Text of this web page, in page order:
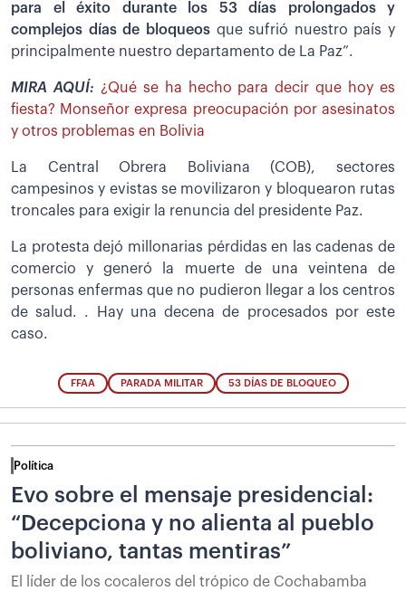
para el éxito durante los 53 días prolongados y
complejos días de bloqueos que sufrió nuestro país y
principalmente nuestro departamento de La Paz”.
MIRA AQUÍ: ¿Qué se ha hecho para decir que hoy es
fiesta? Monseñor expresa preocupación por asesinatos
y otros problemas en Bolivia
La Central Obrera Boliviana (COB), sectores
campesinos y evistas se movilizaron y bloquearon rutas
troncales para exigir la renuncia del presidente Paz.
La protesta dejó millonarias pérdidas en las cadenas de
comercio y generó la muerte de una veintena de
personas enfermas que no pudieron llegar a los centros
de salud. . Hay una decena de procesados por este
caso.
FFAA PARADA MILITAR 53 DÍAS DE BLOQUEO
Política
Evo sobre el mensaje presidencial:
“Decepciona y no alienta al pueblo
boliviano, tantas mentiras”
El líder de los cocaleros del trópico de Cochabamba